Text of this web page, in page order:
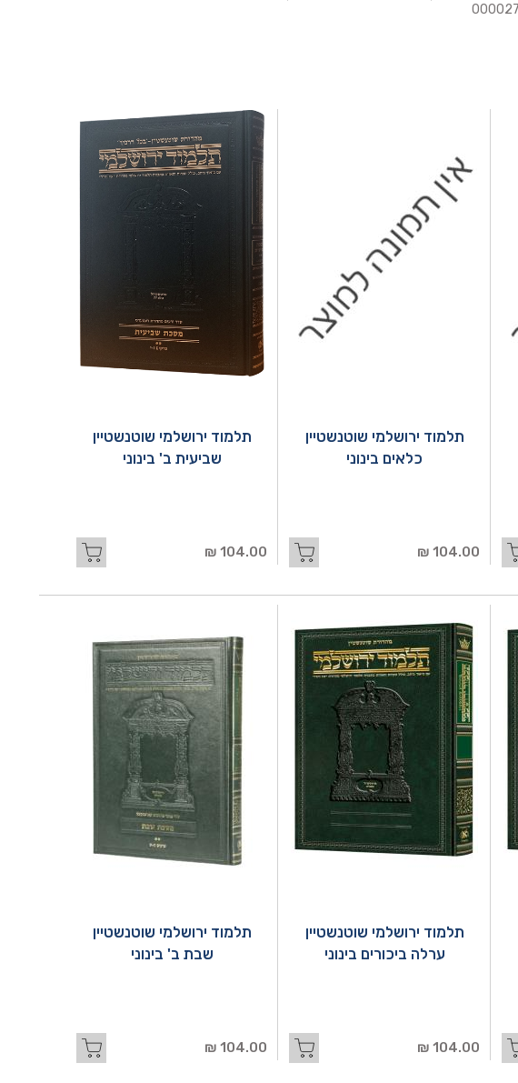
תלמוד ירושלמי שוטנשטיין
כלאים בינוני
104.00 ₪
תלמוד ירושלמי שוטנשטיין
שביעית ב' בינוני
104.00 ₪
תלמוד ירושלמי שוטנשטיין
ערלה ביכורים בינוני
104.00 ₪
תלמוד ירושלמי שוטנשטיין
שבת ב' בינוני
104.00 ₪